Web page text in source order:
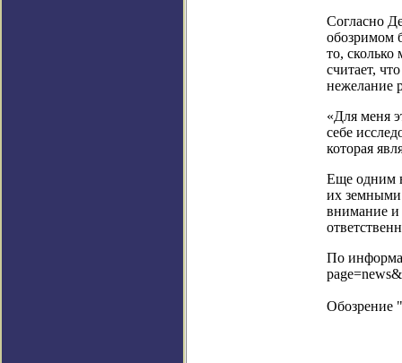
Согласно
обозримом
то,
считает,
нежелание
«Для меня
себе
которая
Еще одним
их земными
внимание и
По
Обозрение "